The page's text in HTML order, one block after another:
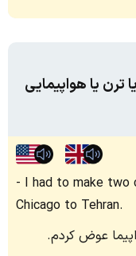
ترن یا هواپیمایی
I had to make two
Chicago to Tehran.
عوض کردم.